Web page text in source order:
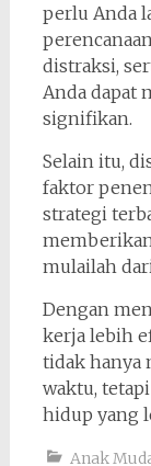
perlu Anda
distraksi,
Anda dapat
signifikan.
Selain itu,
faktor
strategi
mulailah
Dengan
kerja lebih
tidak hanya
waktu,
hidup yang
Anak